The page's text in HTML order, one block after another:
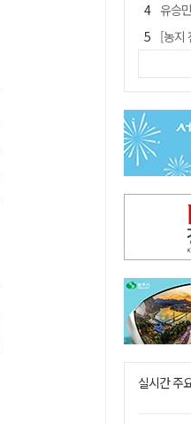
유승민 "尹
[농지 전수
지역
경북
[농지 전
아쉬
실시간 주